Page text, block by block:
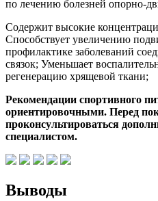
по лечению болезней опорно-
Содержит высокие
Способствует увеличению
профилактике заболеваний
связок; Уменьшает
регенерацию хрящевой ткани;
Рекомендации спортивного
ориентировочными. Перед
проконсультироваться
специалистом.
Выводы